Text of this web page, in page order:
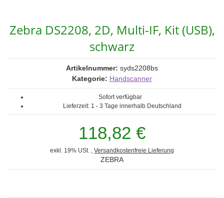
Zebra DS2208, 2D, Multi-IF, Kit (USB),
schwarz
Artikelnummer: syds2208bs
Kategorie: Handscanner
Sofort verfügbar
Lieferzeit: 1 - 3 Tage innerhalb Deutschland
118,82 €
exkl. 19% USt. , Versandkostenfreie Lieferung
ZEBRA